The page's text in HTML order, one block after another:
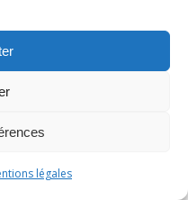
légales
cette dernière.
TOUTécrit
et logos de
dans la